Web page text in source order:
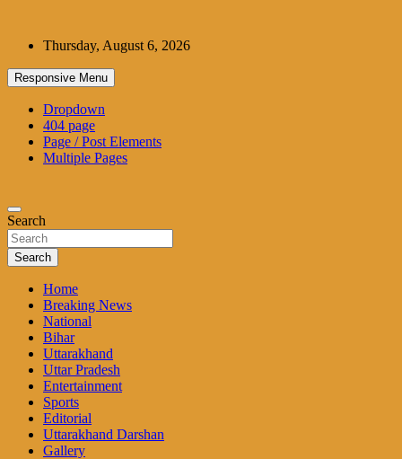
contentThursday, August 6, 2026
Responsive Menu
Dropdown
404 page
Page / Post Elements
Multiple Pages
Search
Search
Home
Breaking News
National
Bihar
Uttarakhand
Uttar Pradesh
Entertainment
Sports
Editorial
Uttarakhand Darshan
Gallery